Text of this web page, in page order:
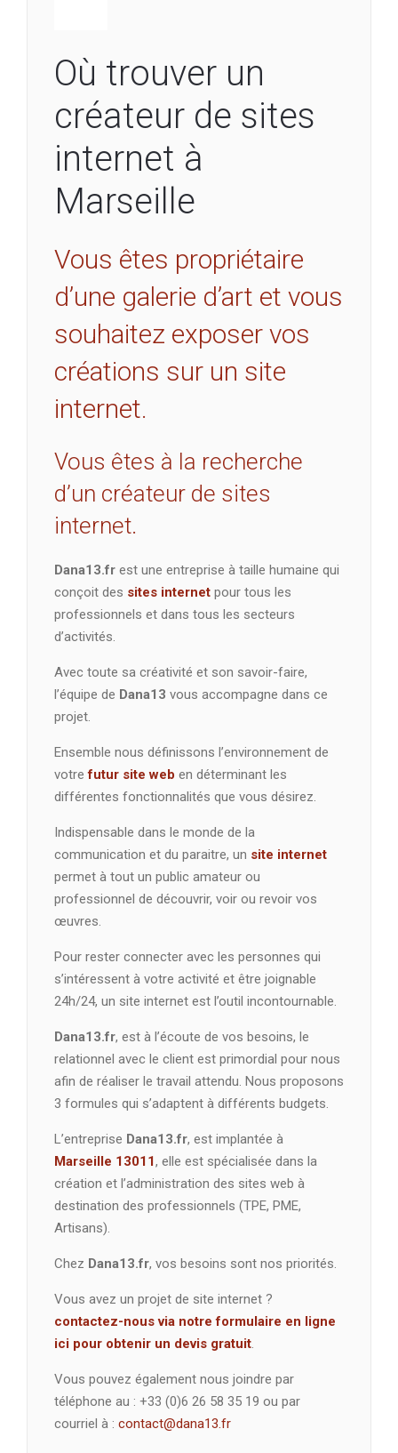
Où trouver un
créateur de sites
internet à
Marseille
Vous êtes propriétaire
d’une galerie d’art et vous
souhaitez exposer vos
créations sur un site
internet.
Vous êtes à la recherche
d’un créateur de sites
internet.
Dana13.fr est une entreprise à taille humaine qui
conçoit des sites internet pour tous les
professionnels et dans tous les secteurs
d’activités.
Avec toute sa créativité et son savoir-faire,
l’équipe de Dana13 vous accompagne dans ce
projet.
Ensemble nous définissons l’environnement de
votrefutur site web en déterminant les
différentes fonctionnalités que vous désirez.
Indispensable dans le monde de la
communication et du paraitre, un site internet
permet à tout un public amateur ou
professionnel de découvrir, voir ou revoir vos
œuvres.
Pour rester connecter avec les personnes qui
s’intéressent à votre activité et être joignable
24h/24, un site internet est l’outil incontournable.
Dana13.fr, est à l’écoute de vos besoins, le
relationnel avec le client est primordial pour nous
afin de réaliser le travail attendu. Nous proposons
3 formules qui s’adaptent à différents budgets.
L’entreprise Dana13.fr, est implantée à
Marseille 13011, elle est spécialisée dans la
création et l’administration des sites web à
destination des professionnels (TPE, PME,
Artisans).
Chez Dana13.fr, vos besoins sont nos priorités.
Vous avez un projet de site internet ?
contactez-nous via notre formulaire en ligne
ici pour obtenir un devis gratuit.
Vous pouvez également nous joindre par
téléphone au : +33 (0)6 26 58 35 19 ou par
courriel à : contact@dana13.fr